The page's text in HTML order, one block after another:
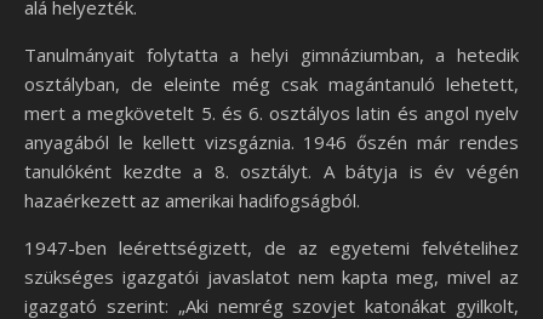
alá helyezték.
Tanulmányait folytatta a helyi gimnáziumban, a hetedik
osztályban, de eleinte még csak magántanuló lehetett,
mert a megkövetelt 5. és 6. osztályos latin és angol nyelv
anyagából le kellett vizsgáznia. 1946 őszén már rendes
tanulóként kezdte a 8. osztályt. A bátyja is év végén
hazaérkezett az amerikai hadifogságból.
1947-ben leérettségizett, de az egyetemi felvételihez
szükséges igazgatói javaslatot nem kapta meg, mivel az
igazgató szerint: „Aki nemrég szovjet katonákat gyilkolt,